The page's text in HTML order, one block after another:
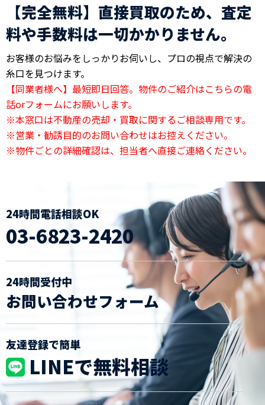
【完全無料】直接買取のため、査定
料や手数料は一切かかりません。
お客様のお悩みをしっかりお伺いし、プロの視点で解決の
糸口を見つけます。
【同業者様へ】最短即日回答。物件のご紹介はこちらの電
話orフォームにお願いします。
※本窓口は不動産の売却・買取に関するご相談専用です。
※営業・勧誘目的のお問い合わせはお控えください。
※物件ごとの詳細確認は、担当者へ直接ご連絡ください。
24時間電話相談OK
03-6823-2420
24時間受付中
お問い合わせフォーム
友達登録で簡単
LINEで無料相談